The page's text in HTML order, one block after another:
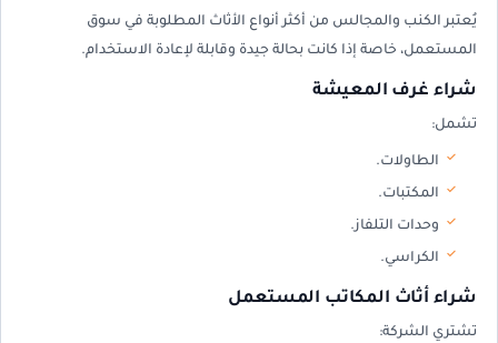
يُعتبر الكنب والمجالس من أكثر أنواع الأثاث المطلوبة في سوق
المستعمل، خاصة إذا كانت بحالة جيدة وقابلة لإعادة الاستخدام.
شراء غرف المعيشة
تشمل:
الطاولات.
المكتبات.
وحدات التلفاز.
الكراسي.
شراء أثاث المكاتب المستعمل
تشتري الشركة: